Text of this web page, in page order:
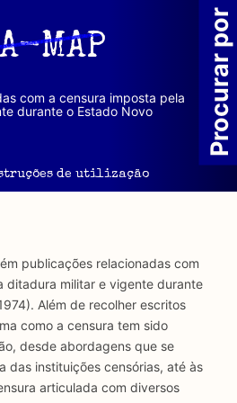
MAP
com a censura imposta pela
durante o Estado Novo
de utilização
publicações relacionadas com
ditadura militar e vigente durante
Além de recolher escritos
como a censura tem sido
desde abordagens que se
das instituições censórias, até às
articulada com diversos
Procurar por